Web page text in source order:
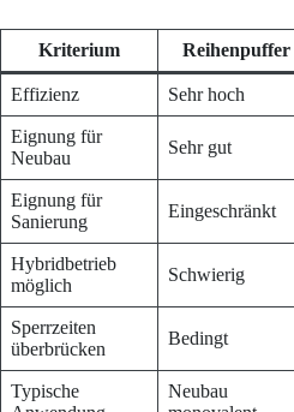
Kriterium Reihenpuffer
Effizienz Sehr hoch
Eignung für
Neubau
Sehr gut
Eignung für
Sanierung
Eingeschränkt
Hybridbetrieb
möglich
Schwierig
Sperrzeiten
überbrücken
Bedingt
Typische
Neubau